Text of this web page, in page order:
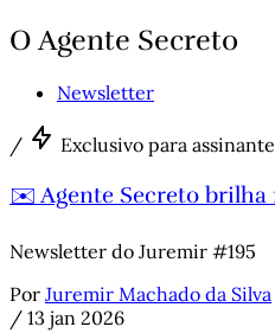
O Agente Secreto
Newsletter
/ Exclusivo para
✉️ Agente Secreto brilha
Newsletter do Juremir #195
Por Juremir Machado da Silva
/ 13 jan 2026